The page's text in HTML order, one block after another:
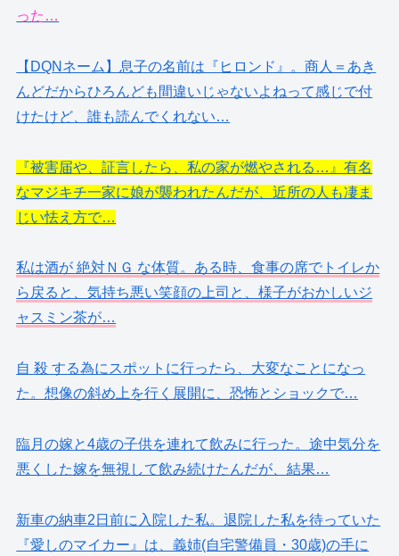
った…
【DQNネーム】息子の名前は『ヒロンド』。商人＝あき
んどだからひろんども間違いじゃないよねって感じで付
けたけど、誰も読んでくれない…
『被害届や、証言したら、私の家が燃やされる…』有名
なマジキチ一家に娘が襲われたんだが、近所の人も凄ま
じい怯え方で…
私は酒が 絶対ＮＧ な体質。ある時、食事の席でトイレか
ら戻ると、気持ち悪い笑顔の上司と、様子がおかしいジ
ャスミン茶が…
自 殺 する為にスポットに行ったら、大変なことになっ
た。想像の斜め上を行く展開に、恐怖とショックで…
臨月の嫁と4歳の子供を連れて飲みに行った。途中気分を
悪くした嫁を無視して飲み続けたんだが、結果…
新車の納車2日前に入院した私。退院した私を待っていた
『愛しのマイカー』は、義姉(自宅警備員・30歳)の手に